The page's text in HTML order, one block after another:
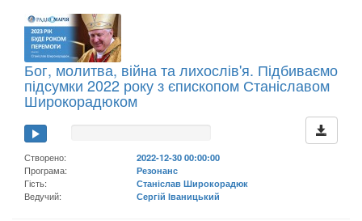
Бог, молитва, війна та лихослів'я. Підбиваємо
підсумки 2022 року з єпископом Станіславом
Широкорадюком
Створено:
2022-12-30 00:00:00
Програма:
Резонанс
Гість:
Станіслав Широкорадюк
Ведучий:
Сергій Іваницький